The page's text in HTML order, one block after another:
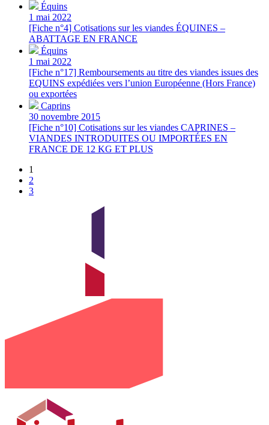
Équins
1 mai 2022
[Fiche n°4] Cotisations sur les viandes ÉQUINES –
ABATTAGE EN FRANCE
Équins
1 mai 2022
[Fiche n°17] Remboursements au titre des viandes issues des
EQUINS expédiées vers l’union Européenne (Hors France)
ou exportées
Caprins
30 novembre 2015
[Fiche n°10] Cotisations sur les viandes CAPRINES –
VIANDES INTRODUITES OU IMPORTÉES EN
FRANCE DE 12 KG ET PLUS
1
2
3